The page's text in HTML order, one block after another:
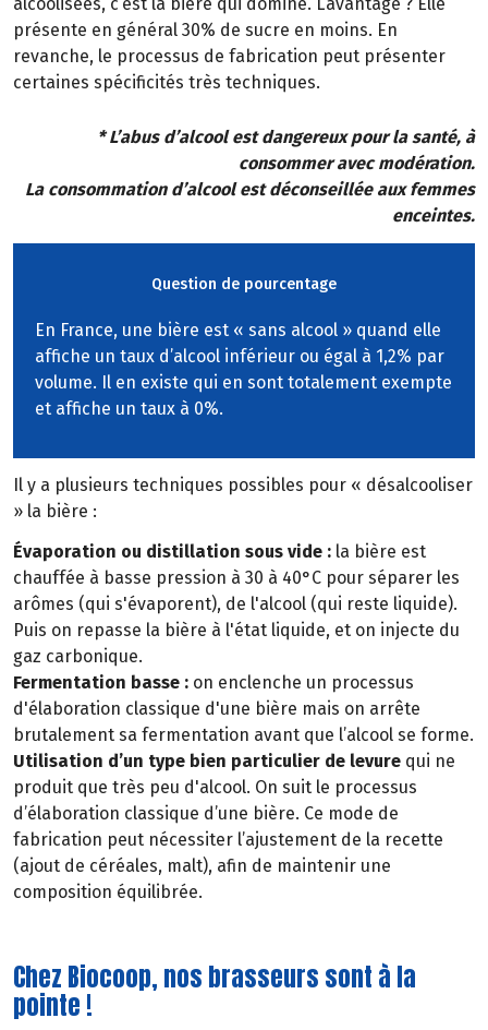
présente en général 30% de sucre en moins. En
revanche, le processus de fabrication peut présenter
certaines spécificités très techniques.
* L’abus d’alcool est dangereux pour la santé, à
consommer avec modération.
La consommation d’alcool est déconseillée aux femmes
enceintes.
Question de pourcentage
En France, une bière est « sans alcool » quand elle
affiche un taux d’alcool inférieur ou égal à 1,2% par
volume. Il en existe qui en sont totalement exempte
et affiche un taux à 0%.
Il y a plusieurs techniques possibles pour « désalcooliser
» la bière :
Évaporation ou distillation sous vide : la bière est
chauffée à basse pression à 30 à 40°C pour séparer les
arômes (qui s'évaporent), de l'alcool (qui reste liquide).
Puis on repasse la bière à l'état liquide, et on injecte du
gaz carbonique.
Fermentation basse : on enclenche un processus
d'élaboration classique d'une bière mais on arrête
brutalement sa fermentation avant que l’alcool se forme.
Utilisation d’un type bien particulier de levure qui ne
produit que très peu d'alcool. On suit le processus
d’élaboration classique d’une bière. Ce mode de
fabrication peut nécessiter l’ajustement de la recette
(ajout de céréales, malt), afin de maintenir une
composition équilibrée.
Chez Biocoop, nos brasseurs sont à la
pointe !